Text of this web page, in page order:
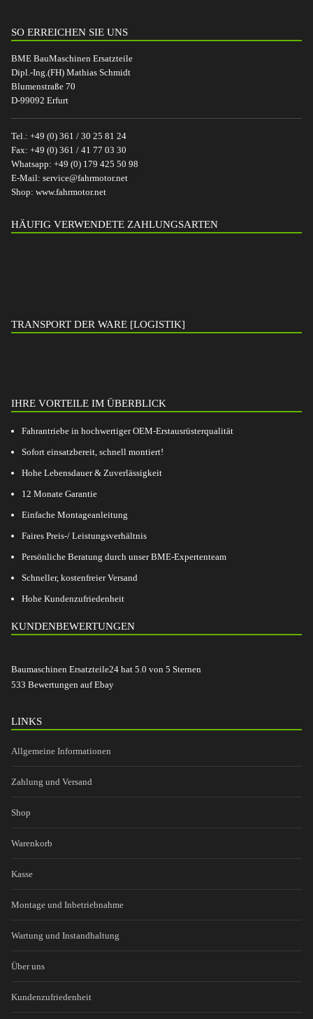
SO ERREICHEN SIE UNS
BME BauMaschinen Ersatzteile
Dipl.-Ing.(FH) Mathias Schmidt
Blumenstraße 70
D-99092 Erfurt
Tel.: +49 (0) 361 / 30 25 81 24
Fax: +49 (0) 361 / 41 77 03 30
Whatsapp: +49 (0) 179 425 50 98
E-Mail: service@fahrmotor.net
Shop: www.fahrmotor.net
HÄUFIG VERWENDETE ZAHLUNGSARTEN
TRANSPORT DER WARE [LOGISTIK]
IHRE VORTEILE IM ÜBERBLICK
Fahrantriebe in hochwertiger OEM-Erstausrüsterqualität
Sofort einsatzbereit, schnell montiert!
Hohe Lebensdauer & Zuverlässigkeit
12 Monate Garantie
Einfache Montageanleitung
Faires Preis-/ Leistungsverhältnis
Persönliche Beratung durch unser BME-Expertenteam
Schneller, kostenfreier Versand
Hohe Kundenzufriedenheit
KUNDENBEWERTUNGEN
Baumaschinen Ersatzteile24 hat 5.0 von 5 Sternen
533 Bewertungen auf Ebay
LINKS
Allgemeine Informationen
Zahlung und Versand
Shop
Warenkorb
Kasse
Montage und Inbetriebnahme
Wartung und Instandhaltung
Über uns
Kundenzufriedenheit